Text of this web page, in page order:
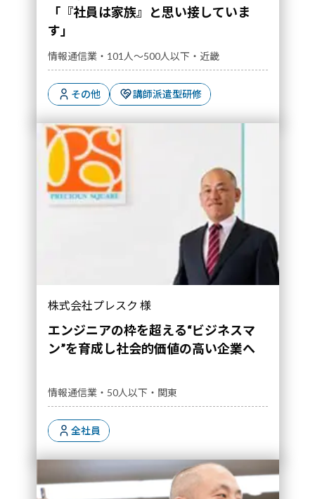
「『社員は家族』と思い接していま
す」
情報通信業・101人～500人以下・近畿
その他 講師派遣型研修
株式会社プレスク 様
エンジニアの枠を超える“ビジネスマ
ン”を育成し社会的価値の高い企業へ
情報通信業・50人以下・関東
全社員